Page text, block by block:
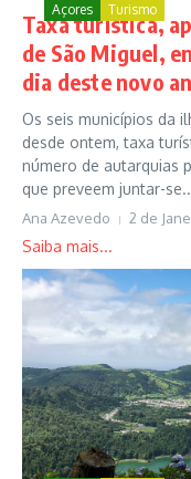
Açores Turismo
Taxa turística,
de São Miguel,
dia deste novo
Os seis municípios da
desde ontem, taxa
número de autarquias
que preveem juntar-
Ana Azevedo 2 de
Saiba mais...